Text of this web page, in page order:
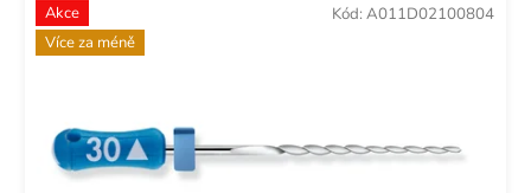
Akce
Více za méně
Kód: A011D02100804